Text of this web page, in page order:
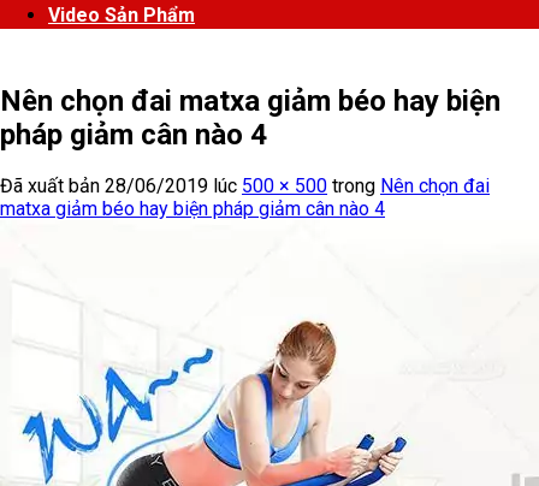
Video Sản Phẩm
Nên chọn đai matxa giảm béo hay biện
pháp giảm cân nào 4
Đã xuất bản 28/06/2019 lúc 500 × 500 trong Nên chọn đai
matxa giảm béo hay biện pháp giảm cân nào 4